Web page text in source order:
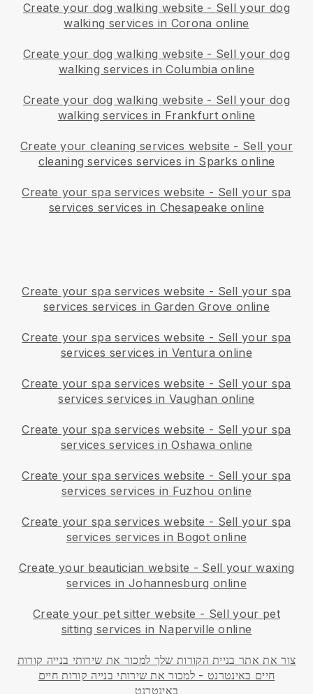
Create your dog walking website - Sell your dog
walking services in Corona online
Create your dog walking website - Sell your dog
walking services in Columbia online
Create your dog walking website - Sell your dog
walking services in Frankfurt online
Create your cleaning services website - Sell your
cleaning services services in Sparks online
Create your spa services website - Sell your spa
services services in Chesapeake online
Create your spa services website - Sell your spa
services services in Garden Grove online
Create your spa services website - Sell your spa
services services in Ventura online
Create your spa services website - Sell your spa
services services in Vaughan online
Create your spa services website - Sell your spa
services services in Oshawa online
Create your spa services website - Sell your spa
services services in Fuzhou online
Create your spa services website - Sell your spa
services services in Bogot online
Create your beautician website - Sell your waxing
services in Johannesburg online
Create your pet sitter website - Sell your pet
sitting services in Naperville online
צור את אתר בניית הקורות שלך למכור את שירותי בנייה קורות
חיים באינטרנט- למכור את שירותי בנייה קורות חיים
באינטרנט